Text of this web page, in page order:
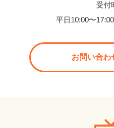
受付
平日10:00〜
お問い合わ